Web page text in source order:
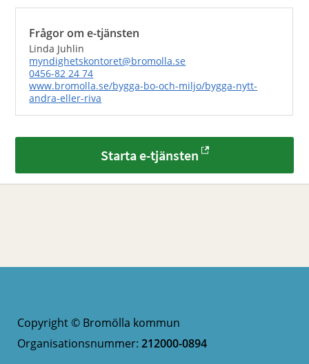
Frågor om e-tjänsten
Linda Juhlin
myndighetskontoret@bromolla.se
0456-82 24 74
www.bromolla.se/bygga-bo-och-miljo/bygga-nytt-
andra-eller-riva
Starta e-tjänsten
Copyright © Bromölla kommun
Organisationsnummer: 212000-0894